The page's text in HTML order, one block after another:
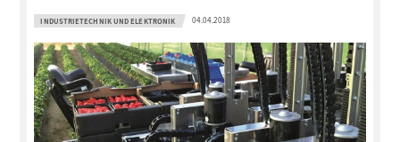
INDUSTRIETECHNIK UND ELEKTRONIK 04.04.2018